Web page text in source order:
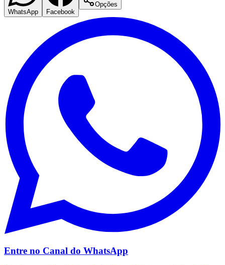
Palmeiras
WhatsApp Facebook
Opções
Entre no Canal do WhatsApp